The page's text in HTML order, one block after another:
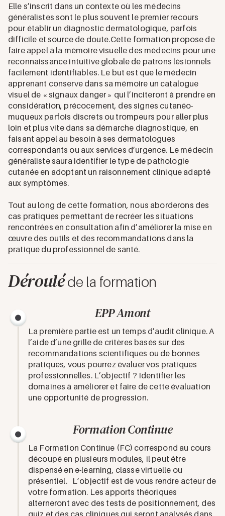
Elle s’inscrit dans un contexte où les médecins
généralistes sont le plus souvent le premier recours
pour établir un diagnostic dermatologique, parfois
difficile et source de doute.Cette formation propose de
faire appel à la mémoire visuelle des médecins pour une
reconnaissance intuitive globale de patrons lésionnels
facilement identifiables. Le but est que le médecin
apprenant conserve dans sa mémoire un catalogue
visuel de « signaux danger » qui l’inciteront à prendre en
considération, précocement, des signes cutanéo-
muqueux parfois discrets ou trompeurs pour aller plus
loin et plus vite dans sa démarche diagnostique, en
faisant appel au besoin à ses dermatologues
correspondants ou aux services d’urgence. Le médecin
généraliste saura identifier le type de pathologie
cutanée en adoptant un raisonnement clinique adapté
aux symptômes.
Tout au long de cette formation, nous aborderons des
cas pratiques permettant de recréer les situations
rencontrées en consultation afin d’améliorer la mise en
œuvre des outils et des recommandations dans la
pratique du professionnel de santé.
Dérouléde la formation
EPP Amont
La première partie est un temps d’audit clinique. A
l’aide d’une grille de critères basés sur des
recommandations scientifiques ou de bonnes
pratiques, vous pourrez évaluer vos pratiques
professionnelles. L’objectif ? Identifier les
domaines à améliorer et faire de cette évaluation
une opportunité de progression.
Formation Continue
La Formation Continue (FC) correspond au cours
découpé en plusieurs modules, il peut être
dispensé en e-learning, classe virtuelle ou
présentiel. L’objectif est de vous rendre acteur de
votre formation. Les apports théoriques
alterneront avec des tests de positionnement, des
quiz et des cas cliniques qui seront analysés dans